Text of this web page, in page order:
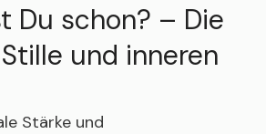
Du schon? – Die
und inneren
Stärke und